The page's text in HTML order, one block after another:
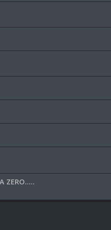
ZERO.....